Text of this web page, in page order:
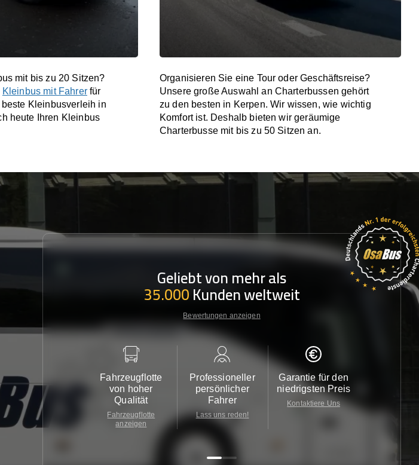
mit bis zu 20 Sitzen?
Kleinbus mit Fahrerfür
Kleinbusverleih in
heute Ihren Kleinbus
Organisieren Sie eine Tour oder Geschäftsreise?
Unsere große Auswahl an Charterbussen gehört
zu den besten in Kerpen. Wir wissen, wie wichtig
Komfort ist. Deshalb bieten wir geräumige
Charterbusse mit bis zu 50 Sitzen an.
Geliebt von mehr als
35.000Kunden weltweit
Bewertungen anzeigen
Fahrzeugflotte
von hoher
Qualität
Fahrzeugflotte
anzeigen
Professioneller
persönlicher
Fahrer
Lass uns reden!
Garantie für den
niedrigsten Preis
Kontaktiere Uns